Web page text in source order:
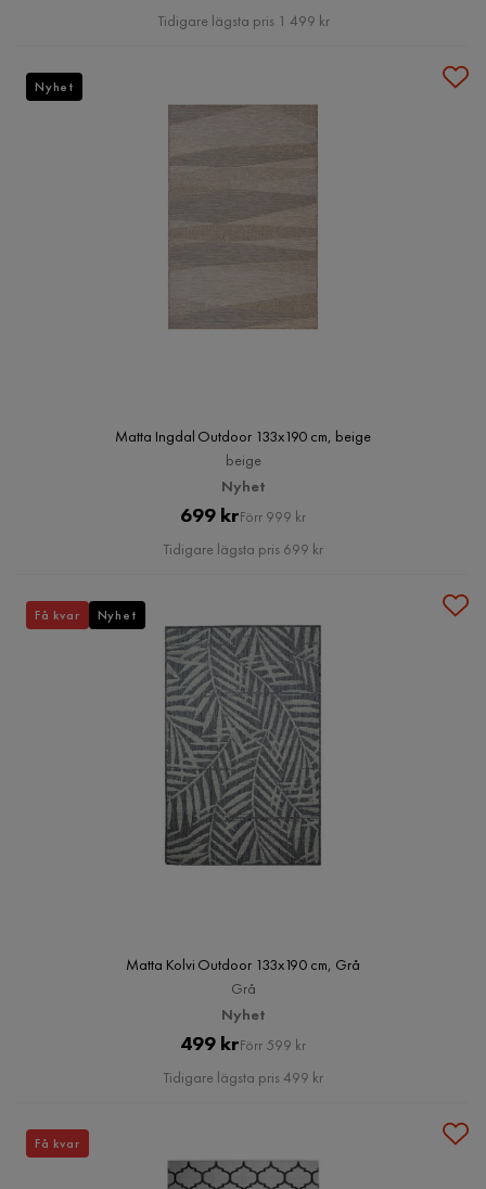
Pris
Tidigare lägsta pris 1 499 kr
Matta Ingdal Outdoor 133x190 cm, beige
beige
Nyhet
Pris
699 krOriginal
Pris
Förr 999 kr
Tidigare lägsta pris 699 kr
Nyhet
Matta Kolvi Outdoor 133x190 cm, Grå
Grå
Nyhet
Pris
499 krOriginal
Pris
Förr 599 kr
Tidigare lägsta pris 499 kr
Få kvar Nyhet
Få kvar